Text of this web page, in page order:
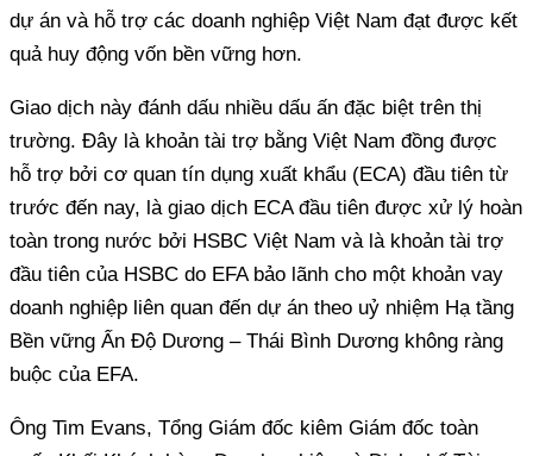
dự án và hỗ trợ các doanh nghiệp Việt Nam đạt được kết
quả huy động vốn bền vững hơn.
Giao dịch này đánh dấu nhiều dấu ấn đặc biệt trên thị
trường. Đây là khoản tài trợ bằng Việt Nam đồng được
hỗ trợ bởi cơ quan tín dụng xuất khẩu (ECA) đầu tiên từ
trước đến nay, là giao dịch ECA đầu tiên được xử lý hoàn
toàn trong nước bởi HSBC Việt Nam và là khoản tài trợ
đầu tiên của HSBC do EFA bảo lãnh cho một khoản vay
doanh nghiệp liên quan đến dự án theo uỷ nhiệm Hạ tầng
Bền vững Ấn Độ Dương – Thái Bình Dương không ràng
buộc của EFA.
Ông Tim Evans, Tổng Giám đốc kiêm Giám đốc toàn